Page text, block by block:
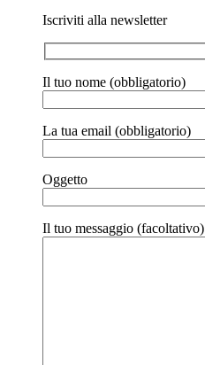
Iscriviti alla newsletter
Il tuo nome (obbligatorio)
La tua email (obbligatorio)
Oggetto
Il tuo messaggio (facoltativo)